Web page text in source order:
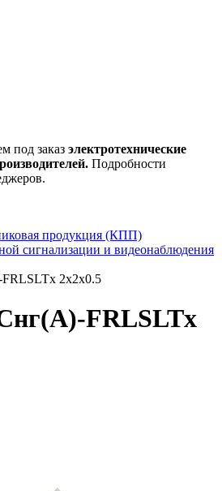
под заказ электротехнические
Подробности
продукция (КПП)
сигнализации и видеонаблюдения
2x2x0.5
FRLSLTx